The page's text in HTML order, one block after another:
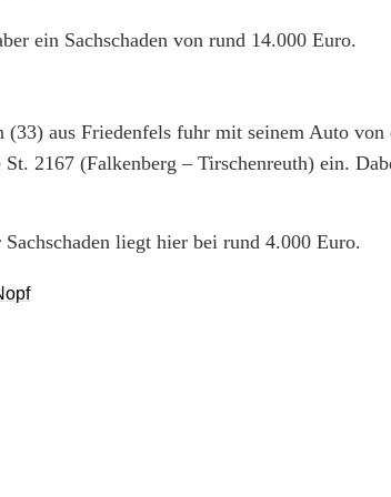
ein Sachschaden von rund 14.000 Euro.
aus Friedenfels fuhr mit seinem Auto von
2167 (Falkenberg – Tirschenreuth) ein.
liegt hier bei rund 4.000 Euro.